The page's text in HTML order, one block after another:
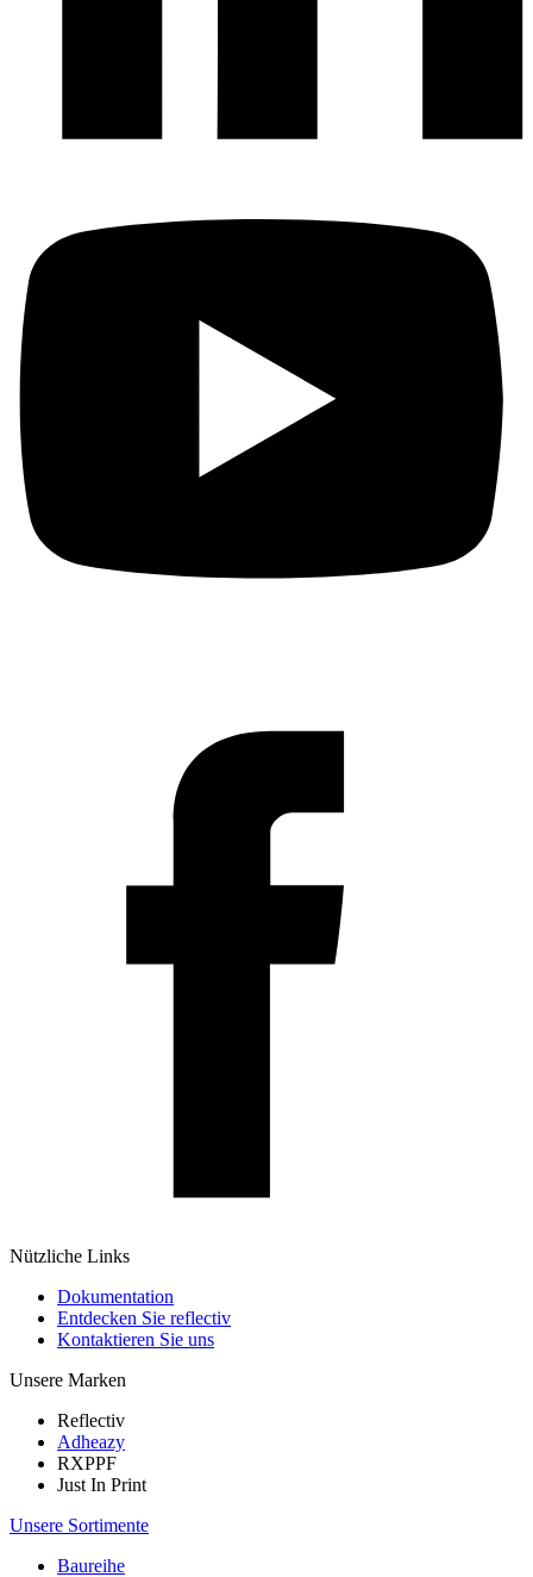
Nützliche Links
Dokumentation
Entdecken Sie reflectiv
Kontaktieren Sie uns
Unsere Marken
Reflectiv
Adheazy
RXPPF
Just In Print
Unsere Sortimente
Baureihe